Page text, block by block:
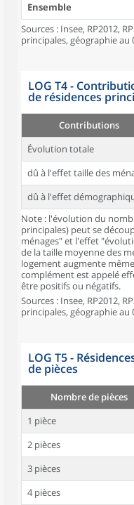
Ensemble
Sources : Insee, RP2012,
principales, géographie au
LOG T4 -
de résidences
Contributions
Évolution totale
dû à l'effet taille des
dû à l'effet
Note : l'évolution du
principales) peut se
ménages" et l'effet
de la taille moyenne des
logement augmente
complément est appelé
être positifs ou négatifs.
Sources : Insee, RP2012,
principales, géographie au
LOG T5 -
de pièces
Nombre de pièces
1 pièce
2 pièces
3 pièces
4 pièces